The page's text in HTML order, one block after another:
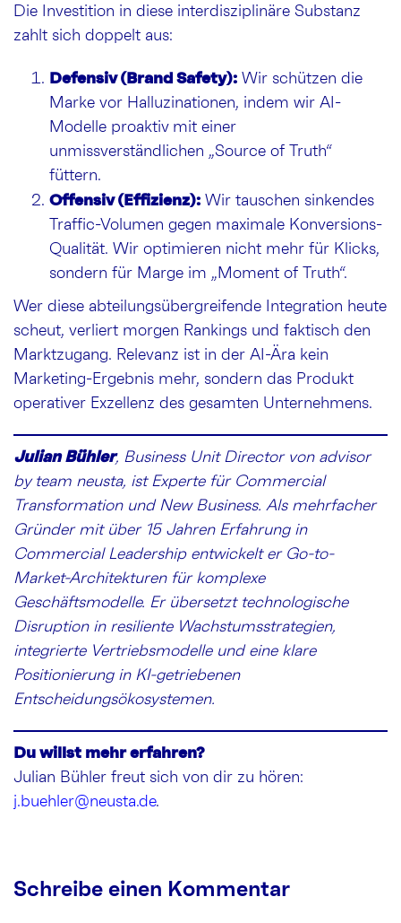
Die Investition in diese interdisziplinäre Substanz
zahlt sich doppelt aus:
Defensiv (Brand Safety): Wir schützen die
Marke vor Halluzinationen, indem wir AI-
Modelle proaktiv mit einer
unmissverständlichen „Source of Truth“
füttern.
Offensiv (Effizienz): Wir tauschen sinkendes
Traffic-Volumen gegen maximale Konversions-
Qualität. Wir optimieren nicht mehr für Klicks,
sondern für Marge im „Moment of Truth“.
Wer diese abteilungsübergreifende Integration heute
scheut, verliert morgen Rankings und faktisch den
Marktzugang. Relevanz ist in der AI-Ära kein
Marketing-Ergebnis mehr, sondern das Produkt
operativer Exzellenz des gesamten Unternehmens.
Julian Bühler, Business Unit Director von advisor
by team neusta, ist Experte für Commercial
Transformation und New Business. Als mehrfacher
Gründer mit über 15 Jahren Erfahrung in
Commercial Leadership entwickelt er Go-to-
Market-Architekturen für komplexe
Geschäftsmodelle. Er übersetzt technologische
Disruption in resiliente Wachstumsstrategien,
integrierte Vertriebsmodelle und eine klare
Positionierung in KI-getriebenen
Entscheidungsökosystemen.
Du willst mehr erfahren?
Julian Bühler freut sich von dir zu hören:
j.buehler@neusta.de.
Schreibe einen Kommentar